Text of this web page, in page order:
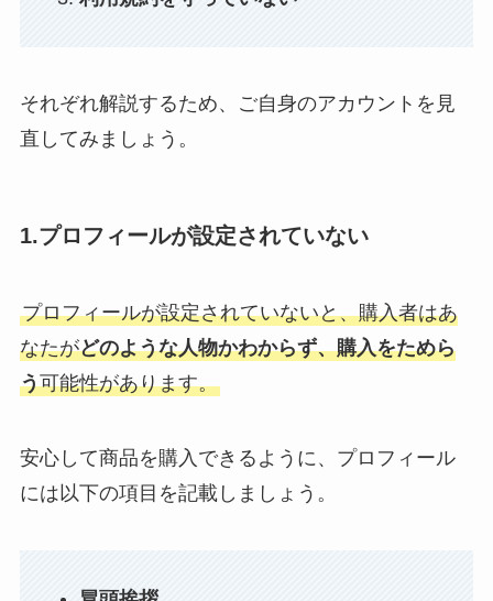
それぞれ解説するため、ご自身のアカウントを見
直してみましょう。
1.プロフィールが設定されていない
プロフィールが設定されていないと、購入者はあ
なたがどのような人物かわからず、購入をためら
う可能性があります。
安心して商品を購入できるように、プロフィール
には以下の項目を記載しましょう。